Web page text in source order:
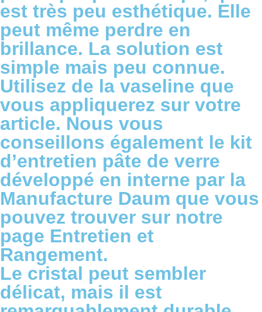
est très peu esthétique. Elle
peut même perdre en
brillance. La solution est
simple mais peu connue.
Utilisez de la vaseline que
vous appliquerez sur votre
article. Nous vous
conseillons également le kit
d’entretien pâte de verre
développé en interne par la
Manufacture Daum que vous
pouvez trouver sur notre
page Entretien et
Rangement.
Le cristal peut sembler
délicat, mais il est